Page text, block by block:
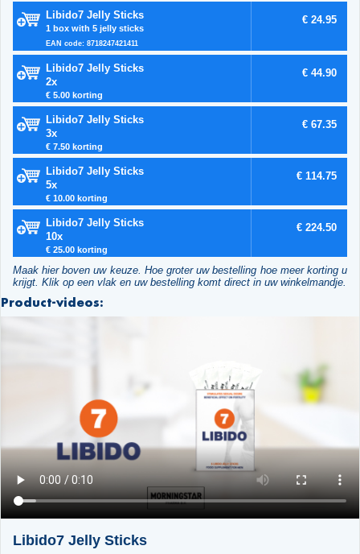
Libido7 Jelly Sticks
1 box with 5 jelly sticks
EAN code: 8718247421411
€ 24.95
Libido7 Jelly Sticks
2x
€ 5.00 korting
€ 44.90
Libido7 Jelly Sticks
3x
€ 7.50 korting
€ 67.35
Libido7 Jelly Sticks
5x
€ 10.00 korting
€ 114.75
Libido7 Jelly Sticks
10x
€ 25.00 korting
€ 224.50
Maak hier boven uw keuze. Hoe groter uw bestelling hoe meer korting u
krijgt. Klik op een vlak en uw bestelling komt direct in uw winkelmandje.
Product-videos:
Libido7 Jelly Sticks